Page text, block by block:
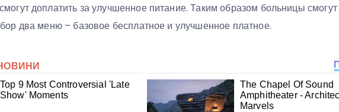
доплатить за улучшенное питание. Таким образом больницы смогут
два меню – базовое бесплатное и улучшенное платное.